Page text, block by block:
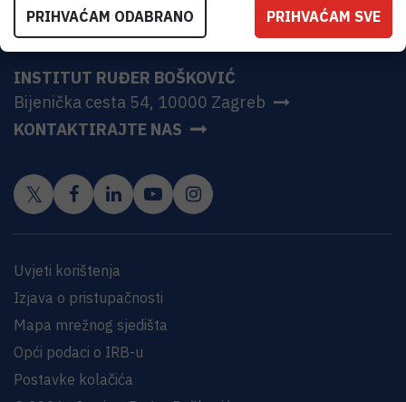
INSTITUT RUĐER BOŠKOVIĆ
Bijenička cesta 54, 10000 Zagreb
KONTAKTIRAJTE NAS
Uvjeti korištenja
Izjava o pristupačnosti
Mapa mrežnog sjedišta
Opći podaci o IRB-u
Postavke kolačića
PRIHVAĆAM ODABRANO PRIHVAĆAM SVE